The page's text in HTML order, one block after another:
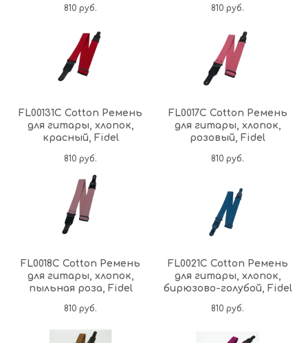
810 руб. 810 руб.
FL00131C Cotton Ремень
для гитары, хлопок,
красный, Fidel
810 руб.
FL0017C Cotton Ремень
для гитары, хлопок,
розовый, Fidel
810 руб.
FL0018C Cotton Ремень
для гитары, хлопок,
пыльная роза, Fidel
810 руб.
FL0021C Cotton Ремень
для гитары, хлопок,
бирюзово-голубой, Fidel
810 руб.